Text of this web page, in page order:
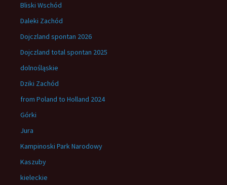
Bliski Wschód
Daleki Zachód
Dojczland spontan 2026
Dojczland total spontan 2025
dolnośląskie
Dziki Zachód
from Poland to Holland 2024
Górki
Jura
Kampinoski Park Narodowy
Kaszuby
kieleckie